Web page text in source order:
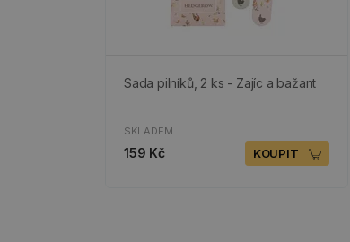
Sada pilníků, 2 ks - Zajíc a bažant
SKLADEM
159 Kč KOUPIT